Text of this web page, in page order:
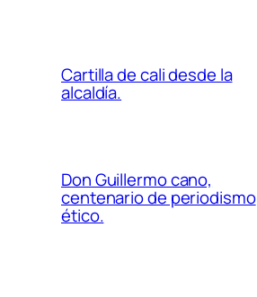
Cartilla de cali desde la
alcaldía.
Don Guillermo cano,
centenario de periodismo
ético.